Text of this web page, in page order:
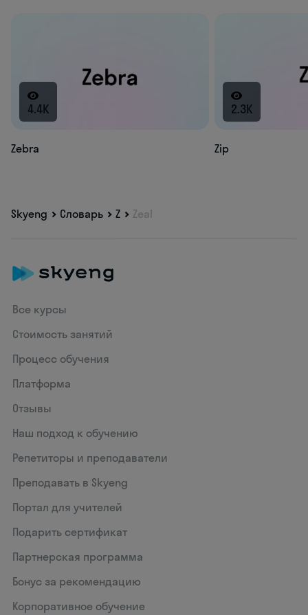
4.4K
Zebra
2.3K
Zip
Skyeng Словарь Z Zeal
Все курсы
Стоимость занятий
Процесс обучения
Платформа
Отзывы
Наш подход к обучению
Репетиторы и преподаватели
Преподавать в Skyeng
Портал для учителей
Подарить сертификат
Партнерская программа
Бонус за рекомендацию
Корпоративное обучение